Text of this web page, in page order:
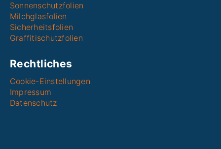
Sonnenschutzfolien
Milchglasfolien
Sicherheitsfolien
Graffitischutzfolien
Rechtliches
Cookie-Einstellungen
Impressum
Datenschutz